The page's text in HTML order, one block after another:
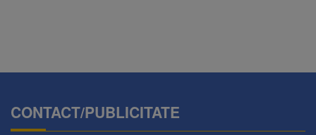
CONTACT/PUBLICITATE